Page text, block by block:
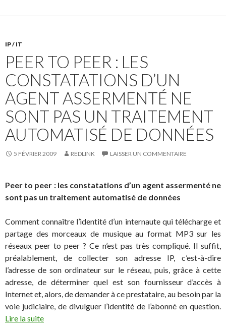
IP / IT
PEER TO PEER : LES
CONSTATATIONS D’UN
AGENT ASSERMENTÉ NE
SONT PAS UN TRAITEMENT
AUTOMATISÉ DE DONNÉES
5 FÉVRIER 2009 REDLINK LAISSER UN COMMENTAIRE
Peer to peer : les constatations d’un agent assermenté ne
sont pas un traitement automatisé de données
Comment connaître l’identité d’un internaute qui télécharge et
partage des morceaux de musique au format MP3 sur les
réseaux peer to peer ? Ce n’est pas très compliqué. Il suffit,
préalablement, de collecter son adresse IP, c’est-à-dire
l’adresse de son ordinateur sur le réseau, puis, grâce à cette
adresse, de déterminer quel est son fournisseur d’accès à
Internet et, alors, de demander à ce prestataire, au besoin par la
voie judiciaire, de divulguer l’identité de l’abonné en question.
Lire la suite